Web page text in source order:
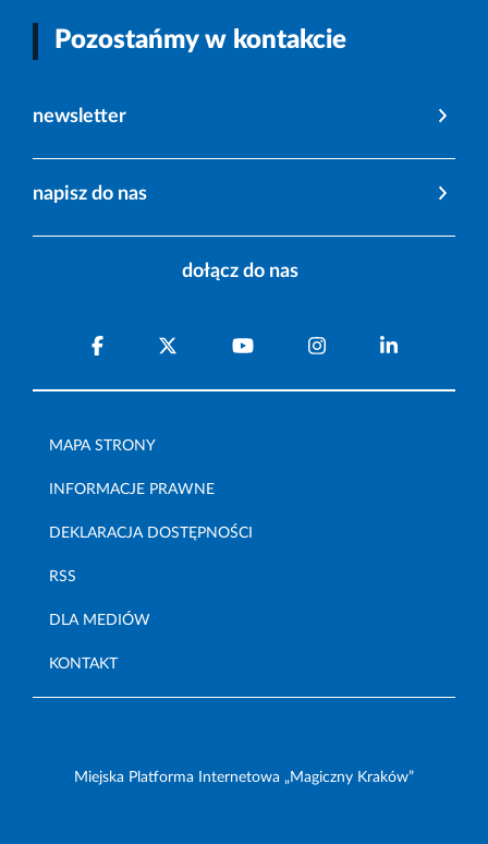
Pozostańmy w kontakcie
newsletter
napisz do nas
dołącz do nas
MAPA STRONY
INFORMACJE PRAWNE
DEKLARACJA DOSTĘPNOŚCI
RSS
DLA MEDIÓW
KONTAKT
Miejska Platforma Internetowa „Magiczny Kraków”